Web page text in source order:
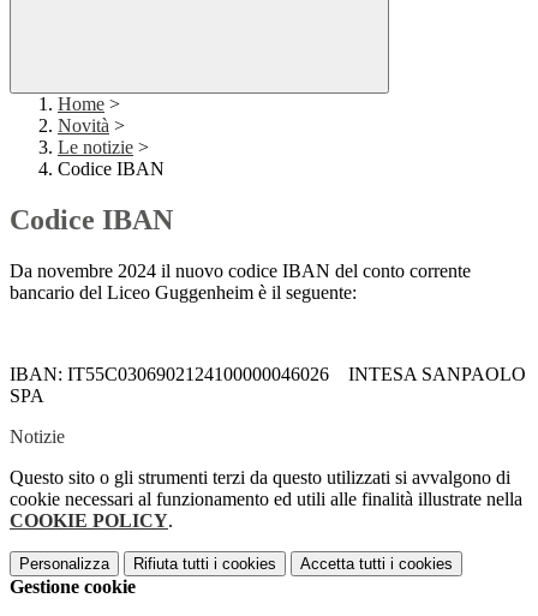
Home >
Novità >
Le notizie >
Codice IBAN
Codice IBAN
Da novembre 2024 il nuovo codice IBAN del conto corrente
bancario del Liceo Guggenheim è il seguente:
IBAN: IT55C0306902124100000046026 INTESA SANPAOLO
SPA
Notizie
Questo sito o gli strumenti terzi da questo utilizzati si avvalgono di
cookie necessari al funzionamento ed utili alle finalità illustrate nella
COOKIE POLICY.
Personalizza Rifiuta tutti i cookies Accetta tutti i cookies
Gestione cookie